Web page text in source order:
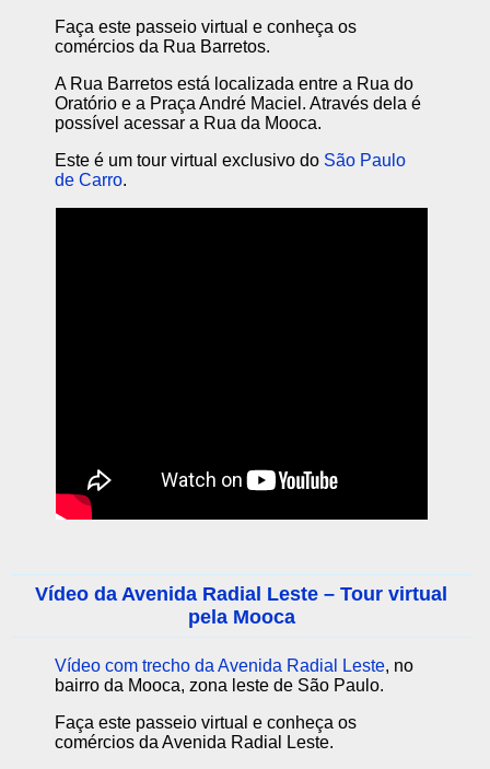
Faça este passeio virtual e conheça os
comércios da Rua Barretos.
A Rua Barretos está localizada entre a Rua do
Oratório e a Praça André Maciel. Através dela é
possível acessar a Rua da Mooca.
Este é um tour virtual exclusivo do São Paulo
de Carro.
Vídeo da Avenida Radial Leste – Tour virtual
pela Mooca
Vídeo com trecho da Avenida Radial Leste, no
bairro da Mooca, zona leste de São Paulo.
Faça este passeio virtual e conheça os
comércios da Avenida Radial Leste.